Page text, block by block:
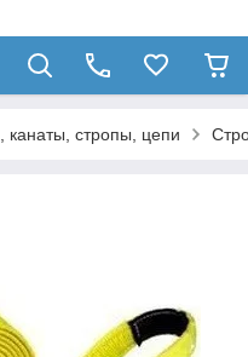
канаты, стропы, цепи